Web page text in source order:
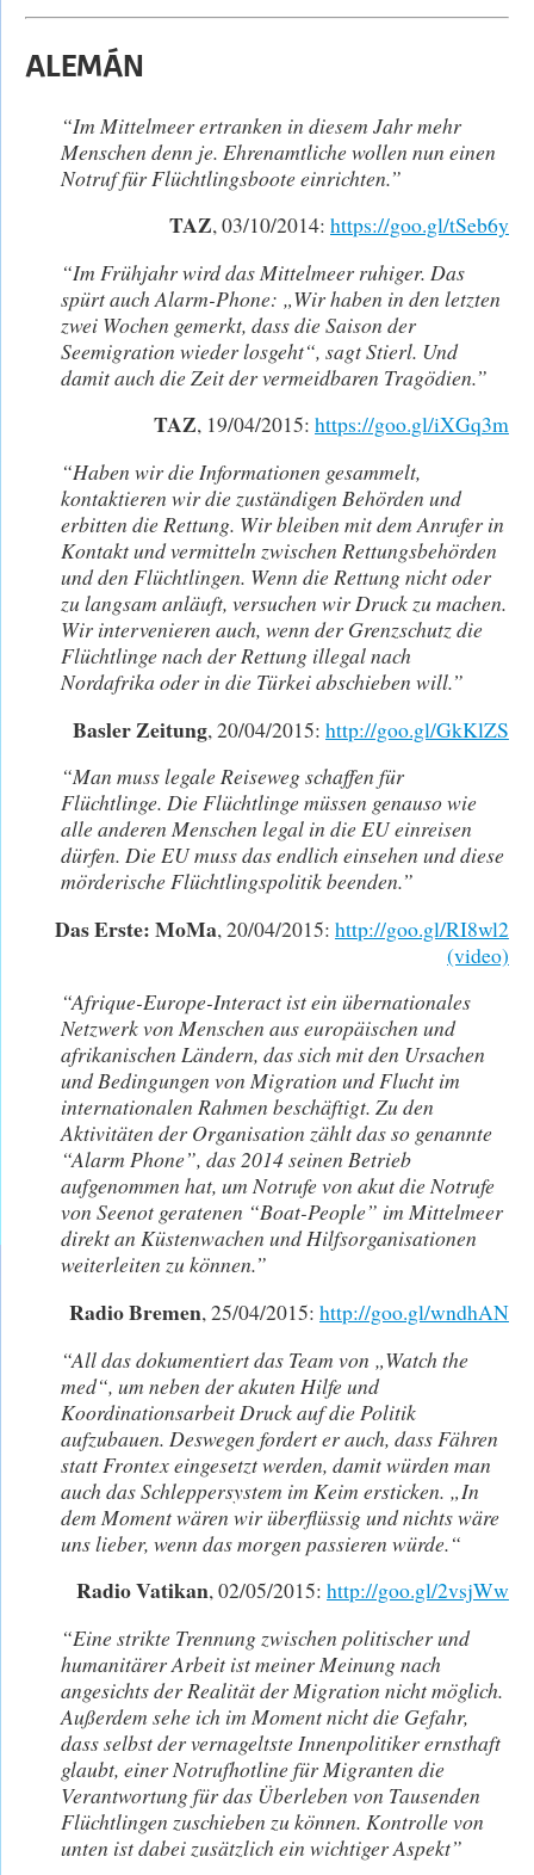
ALEMÁN
“Im Mittelmeer ertranken in diesem Jahr mehr
Menschen denn je. Ehrenamtliche wollen nun einen
Notruf für Flüchtlingsboote einrichten.”
TAZ, 03/10/2014: https://goo.gl/tSeb6y
“Im Frühjahr wird das Mittelmeer ruhiger. Das
spürt auch Alarm-Phone: „Wir haben in den letzten
zwei Wochen gemerkt, dass die Saison der
Seemigration wieder losgeht“, sagt Stierl. Und
damit auch die Zeit der vermeidbaren Tragödien.”
TAZ, 19/04/2015: https://goo.gl/iXGq3m
“Haben wir die Informationen gesammelt,
kontaktieren wir die zuständigen Behörden und
erbitten die Rettung. Wir bleiben mit dem Anrufer in
Kontakt und vermitteln zwischen Rettungsbehörden
und den Flüchtlingen. Wenn die Rettung nicht oder
zu langsam anläuft, versuchen wir Druck zu machen.
Wir intervenieren auch, wenn der Grenzschutz die
Flüchtlinge nach der Rettung illegal nach
Nordafrika oder in die Türkei abschieben will.”
Basler Zeitung, 20/04/2015: http://goo.gl/GkKlZS
“Man muss legale Reiseweg schaffen für
Flüchtlinge. Die Flüchtlinge müssen genauso wie
alle anderen Menschen legal in die EU einreisen
dürfen. Die EU muss das endlich einsehen und diese
mörderische Flüchtlingspolitik beenden.”
Das Erste: MoMa, 20/04/2015: http://goo.gl/RI8wl2
(video)
“Afrique-Europe-Interact ist ein übernationales
Netzwerk von Menschen aus europäischen und
afrikanischen Ländern, das sich mit den Ursachen
und Bedingungen von Migration und Flucht im
internationalen Rahmen beschäftigt. Zu den
Aktivitäten der Organisation zählt das so genannte
“Alarm Phone”, das 2014 seinen Betrieb
aufgenommen hat, um Notrufe von akut die Notrufe
von Seenot geratenen “Boat-People” im Mittelmeer
direkt an Küstenwachen und Hilfsorganisationen
weiterleiten zu können.”
Radio Bremen, 25/04/2015: http://goo.gl/wndhAN
“All das dokumentiert das Team von „Watch the
med“, um neben der akuten Hilfe und
Koordinationsarbeit Druck auf die Politik
aufzubauen. Deswegen fordert er auch, dass Fähren
statt Frontex eingesetzt werden, damit würden man
auch das Schleppersystem im Keim ersticken. „In
dem Moment wären wir überflüssig und nichts wäre
uns lieber, wenn das morgen passieren würde.“
Radio Vatikan, 02/05/2015: http://goo.gl/2vsjWw
“Eine strikte Trennung zwischen politischer und
humanitärer Arbeit ist meiner Meinung nach
angesichts der Realität der Migration nicht möglich.
Außerdem sehe ich im Moment nicht die Gefahr,
dass selbst der vernageltste Innenpolitiker ernsthaft
glaubt, einer Notrufhotline für Migranten die
Verantwortung für das Überleben von Tausenden
Flüchtlingen zuschieben zu können. Kontrolle von
unten ist dabei zusätzlich ein wichtiger Aspekt”